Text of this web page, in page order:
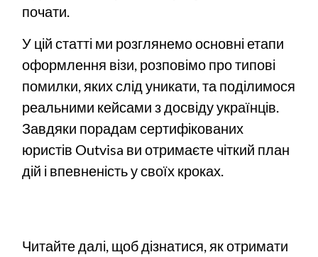
почати.
У цій статті ми розглянемо основні етапи
оформлення візи, розповімо про типові
помилки, яких слід уникати, та поділимося
реальними кейсами з досвіду українців.
Завдяки порадам сертифікованих
юристів Outvisa ви отримаєте чіткий план
дій і впевненість у своїх кроках.
Читайте далі, щоб дізнатися, як отримати